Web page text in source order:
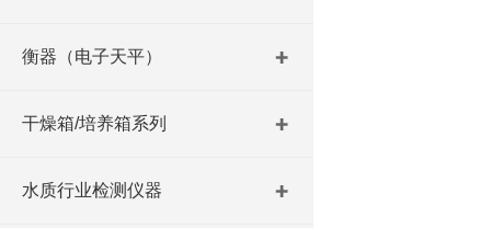
衡器（电子天平）
干燥箱/培养箱系列
水质行业检测仪器